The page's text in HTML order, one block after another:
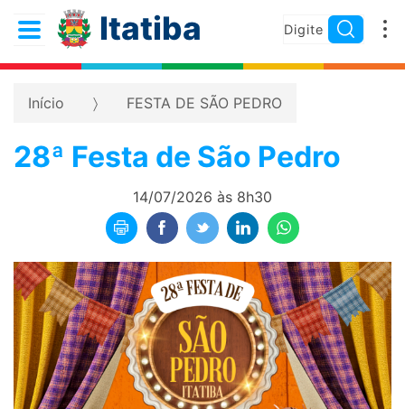
Itatiba
Início FESTA DE SÃO PEDRO
28ª Festa de São Pedro
14/07/2026 às 8h30